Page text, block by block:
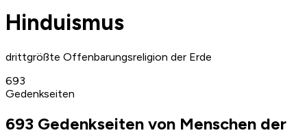
Hinduismus
drittgrößte Offenbarungsreligion der Erde
693
Gedenkseiten
693 Gedenkseiten von Menschen der